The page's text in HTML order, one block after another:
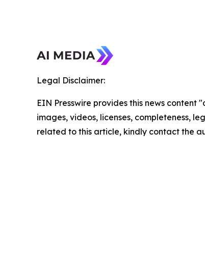
Legal Disclaimer:
EIN Presswire provides this news
images, videos, licenses, completeness,
related to this article, kindly contact the